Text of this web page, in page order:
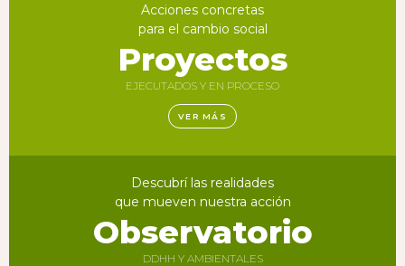
Acciones concretas
para el cambio social
Proyectos
EJECUTADOS Y EN PROCESO
VER MÁS
Descubrí las realidades
que mueven nuestra acción
Observatorio
DDHH Y AMBIENTALES